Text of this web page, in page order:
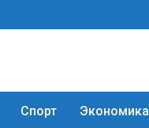
Спорт Экономика